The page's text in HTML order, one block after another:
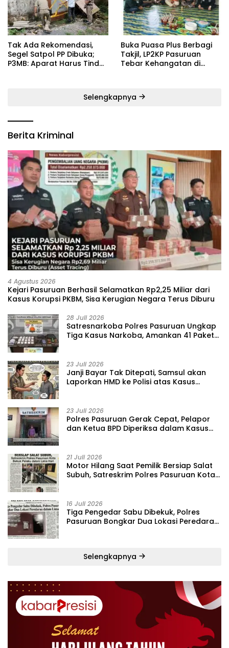
‎Tak Ada Rekomendasi,
Segel Satpol PP Dibuka;
P3MB: Aparat Harus Tindak
‎Buka Puasa Plus Berbagi
Takjil, LP2KP Pasuruan
Tebar Kehangatan di
Selengkapnya
Berita Kriminal
4 Agustus 2026
Kejari Pasuruan Berhasil Selamatkan Rp2,25 Miliar dari
Kasus Korupsi PKBM, Sisa Kerugian Negara Terus Diburu
28 Juli 2026
‎Satresnarkoba Polres Pasuruan Ungkap
Tiga Kasus Narkoba, Amankan 41 Paket
23 Juli 2026
‎Janji Bayar Tak Ditepati, Samsul akan
Laporkan HMD ke Polisi atas Kasus
23 Juli 2026
‎Polres Pasuruan Gerak Cepat, Pelapor
dan Ketua BPD Diperiksa dalam Kasus
21 Juli 2026
‎Motor Hilang Saat Pemilik Bersiap Salat
Subuh, Satreskrim Polres Pasuruan Kota
16 Juli 2026
Tiga Pengedar Sabu Dibekuk, Polres
Pasuruan Bongkar Dua Lokasi Peredaran
Selengkapnya